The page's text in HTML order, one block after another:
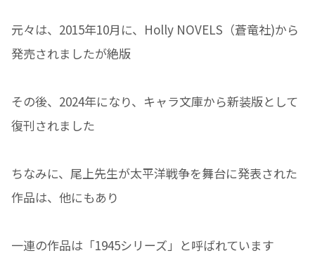
元々は、2015年10月に、Holly NOVELS（蒼竜社)から
発売されましたが絶版
その後、2024年になり、キャラ文庫から新装版として
復刊されました
ちなみに、尾上先生が太平洋戦争を舞台に発表された
作品は、他にもあり
一連の作品は「1945シリーズ」と呼ばれています